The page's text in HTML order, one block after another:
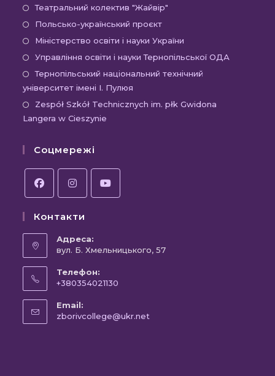
новій
вкладці
в
вкладці
Театральний колектив "Жайвір"
новій
вкладці
Польсько-український проєктВідкриється
в
новій
вкладці
Міністерство освіти і науки України
в
новій
Управління освіти і науки Тернопільської ОДА
Тернопільський національний технічний
університет імені І. Пулюя
Zespół Szkół Technicznych im. płk Gwidona
Langera w Cieszynie
Соцмережі
в
новій
вкладці
в
новій
вкладці
новій
вкладці
Контакти
Адреса:
вул. Б. Хмельницького, 57
Телефон:
+380354021130
у
Email:
zborivcollege@ukr.net